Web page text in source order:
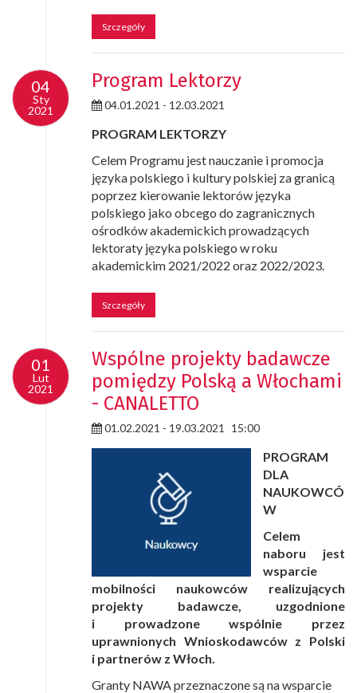
Szczegóły
04
Sty
2021
04
Sty
2021
Program Lektorzy
04.01.2021 - 12.03.2021
PROGRAM LEKTORZY
Celem Programu jest nauczanie i promocja
języka polskiego i kultury polskiej za granicą
poprzez kierowanie lektorów języka
polskiego jako obcego do zagranicznych
ośrodków akademickich prowadzących
lektoraty języka polskiego w roku
akademickim 2021/2022 oraz 2022/2023.
Szczegóły
01
Lut
2021
01
Lut
2021
Wspólne projekty badawcze
pomiędzy Polską a Włochami
- CANALETTO
01.02.2021 - 19.03.2021 15:00
PROGRAM
DLA
NAUKOWCÓ
W
Celem
naboru jest
wsparcie
mobilności naukowców realizujących
projekty badawcze, uzgodnione
i prowadzone wspólnie przez
uprawnionych Wnioskodawców z Polski
i partnerów z Włoch.
Granty NAWA przeznaczone są na wsparcie